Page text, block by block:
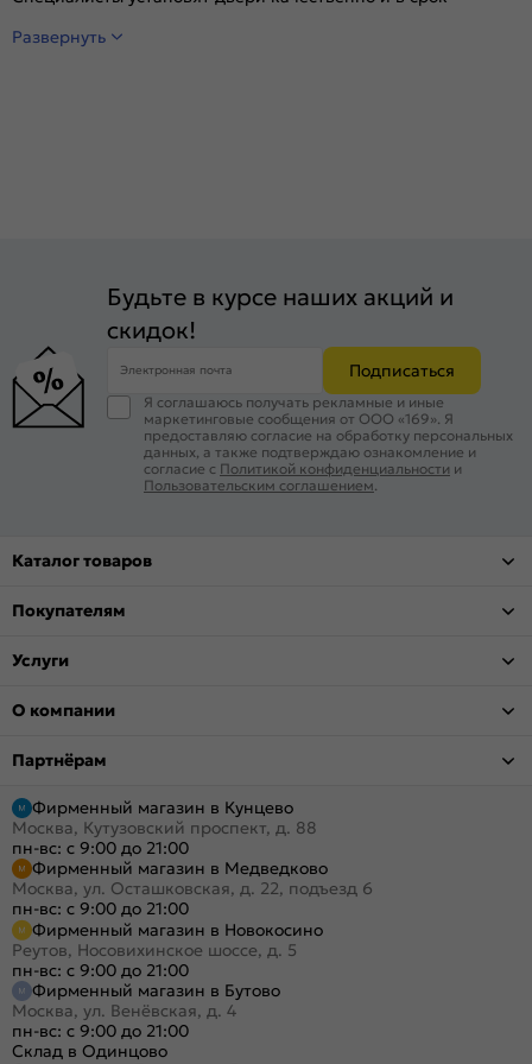
Развернуть
Будьте в курсе наших акций и
скидок!
Электронная почта Подписаться
Я соглашаюсь получать рекламные и иные
маркетинговые сообщения от ООО «169». Я
предоставляю согласие на обработку персональных
данных, а также подтверждаю ознакомление и
согласие с Политикой конфиденциальности и
Пользовательским соглашением
Каталог товаров
Покупателям
Услуги
О компании
Партнёрам
Фирменный магазин в Кунцево
Москва, Кутузовский проспект, д. 88
пн-вс: с 9:00 до 21:00
Фирменный магазин в Медведково
Москва, ул. Осташковская, д. 22, подъезд 6
пн-вс: с 9:00 до 21:00
Фирменный магазин в Новокосино
Реутов, Носовихинское шоссе, д. 5
пн-вс: с 9:00 до 21:00
Фирменный магазин в Бутово
Москва, ул. Венёвская, д. 4
пн-вс: с 9:00 до 21:00
Склад в Одинцово